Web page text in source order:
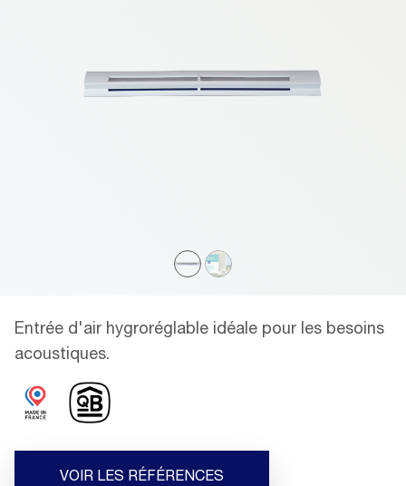
Entrée d'air hygroréglable idéale pour les besoins
acoustiques.
VOIR LES RÉFÉRENCES